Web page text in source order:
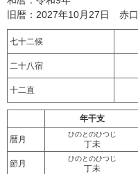
旧暦：2027年10月27日 赤口
七十二候
二十八宿
十二直
年干支
暦月
ひのとのひつじ
丁未
節月
ひのとのひつじ
丁未